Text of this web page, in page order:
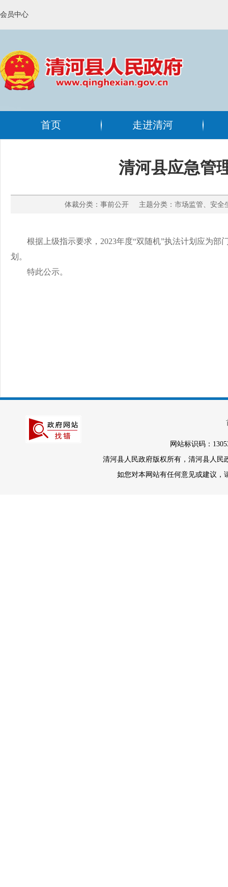
会员中心
首页 走进清河
清河县应急管
体裁分类：事前公开 主题分类：市场监管、
根据上级指示要求， 2023年度“双随机”执法计划应为
划。
特此公示。
网站标识码：
清河县人民政府版权所有，清河县人
如您对本网站有任何意见或建议，